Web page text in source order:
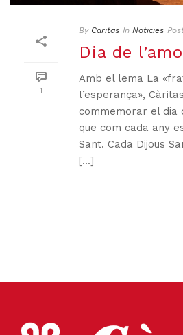
1
By Caritas In Noticies
Dia de
Amb el lema La
l’esperança»,
commemorar el dia
que com cada any
Sant. Cada Dijous
[...]